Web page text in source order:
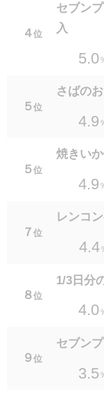
４ 位
セブン
入
5.0
５ 位
さばの
4.9
５ 位
焼きい
4.9
７ 位
レンコ
4.4
８ 位
1/3日分
4.0
９ 位
セブン
3.5